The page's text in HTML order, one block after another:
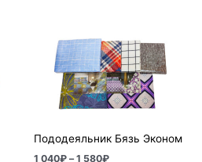
Пододеяльник Бязь Эконом
1 040₽ – 1 580₽
1
040₽
–
1
580₽